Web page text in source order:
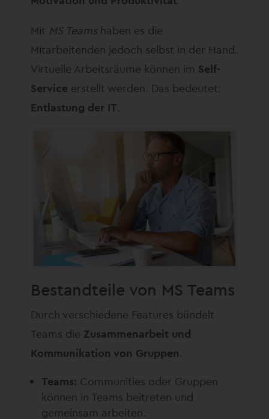
Mit MS Teamshaben es die
Mitarbeitenden jedoch selbst in der Hand.
Virtuelle Arbeitsräume können im Self-
Service erstellt werden. Das bedeutet:
Entlastung der IT.
Bestandteile von MS Teams
Durch verschiedene Features bündelt
Teams die Zusammenarbeit und
Kommunikation von Gruppen.
Teams: Communities oder Gruppen
können in Teams beitreten und
gemeinsam arbeiten.